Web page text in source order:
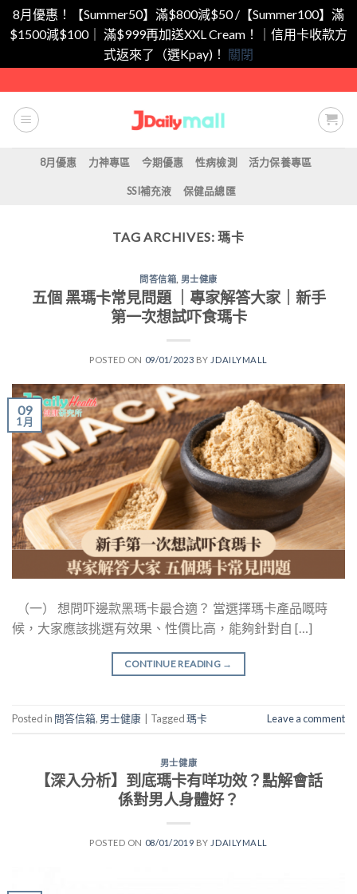
8月優惠！【Summer50】滿$800減$50 /【Summer100】滿
$1500減$100｜ 滿$999再加送XXL Cream！｜信用卡收款方
式返來了（選Kpay)！ 關閉
to
content
8月優惠 力神專區 今期優惠 性病檢測 活力保養專區
SSI補充液 保健品總匯
TAG ARCHIVES:瑪卡
問答信箱, 男士健康
五個 黑瑪卡常見問題 ｜專家解答大家｜新手
第一次想試吓食瑪卡
POSTED ON 09/01/2023 BY JDAILYMALL
09
1 月
（一） 想問吓邊款黑瑪卡最合適？ 當選擇瑪卡產品嘅時
候，大家應該挑選有效果、性價比高，能夠針對自 […]
CONTINUE READING →
Posted in 問答信箱, 男士健康 Tagged瑪卡 Leave a comment
男士健康
【深入分析】到底瑪卡有咩功效？點解會話
係對男人身體好？
POSTED ON 08/01/2019 BY JDAILYMALL